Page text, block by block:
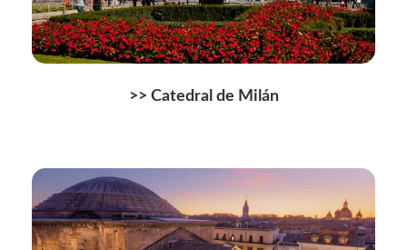
>> Catedral de Milán